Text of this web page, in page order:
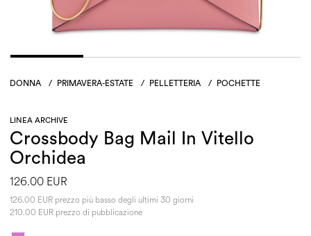
DONNA / PRIMAVERA-ESTATE / PELLETTERIA / POCHETTE
LINEA ARCHIVE
Crossbody Bag Mail In Vitello
Orchidea
126.00 EUR
126.00 EUR prezzo più basso degli ultimi 30 giorni
210.00 EUR prezzo di pubblicazione